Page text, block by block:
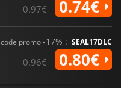
0.97€ 0.74€
code promo-17% : SEAL17DLC
0.96€ 0.80€